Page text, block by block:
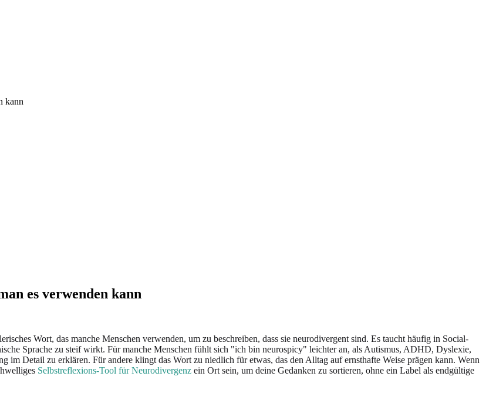
kann
es verwenden kann
Wort, das manche Menschen verwenden, um zu beschreiben, dass sie neurodivergent sind. Es taucht häufig in Social-
Sprache zu steif wirkt. Für manche Menschen fühlt sich "ich bin neurospicy" leichter an, als Autismus, ADHD, Dyslexie,
im Detail zu erklären. Für andere klingt das Wort zu niedlich für etwas, das den Alltag auf ernsthafte Weise prägen kann. Wenn
Selbstreflexions-Tool für Neurodivergenz ein Ort sein, um deine Gedanken zu sortieren, ohne ein Label als endgültige